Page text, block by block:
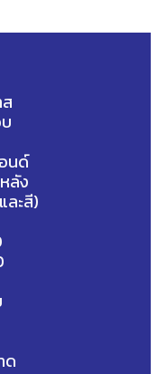
นด์
ลัง
ละสี)
ด